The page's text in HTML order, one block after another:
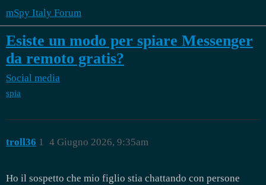
mSpy Italy Forum
Esiste un modo per spiare Messenger
da remoto gratis?
Social media
spia
troll36 4 Giugno 2026, 9:35am
1
Ho il sospetto che mio figlio stia chattando con persone